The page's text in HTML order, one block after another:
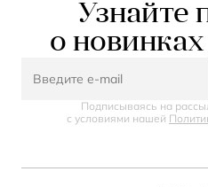
Узнайте
о
Подписываясь на
с условиями нашей